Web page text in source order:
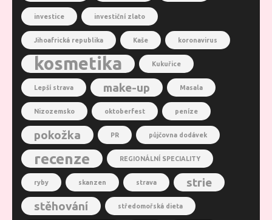
investice investiční zlato
Jihoafrická republika Kaše koronavirus
kosmetika Kukuřice
Lepší strava make-up Masala
Nizozemsko oktoberfest peníze
pokožka PR půjčovna dodávek
recenze REGIONÁLNÍ SPECIALITY
ryby skanzen strava
strie
stěhování
středomořská dieta